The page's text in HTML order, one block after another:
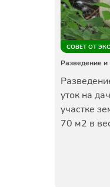
СОВЕТ ОТ
Разведение
уток на
участке
70 м2 в